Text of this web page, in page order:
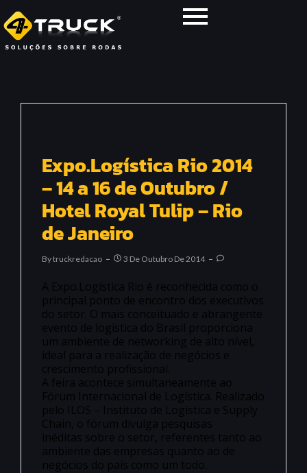
Expo.Logística Rio 2014
– 14 a 16 de Outubro /
Hotel Royal Tulip – Rio
de Janeiro
ByTruckredacao 3 De Outubro De 2014
A Expo.Logística Rio é reconhecida como o
principal ponto de encontro dos executivos
do setor. O mais conceituado e abrangente
evento de logística do Brasil proporciona
um ambiente de networking de alto nível,
ideal para a realização de negócios e
crescimento profissional.
A feira acontece simultaneamente ao
Fórum Internacional de Logística. Realizado
pelo ILOS – Instituto de Logística e Supply
Chain, o fórum divulga pesquisas
inéditas sobre o setor, referentes tanto ao
ambiente das empresas quanto ao de
negócios do país como um todo.